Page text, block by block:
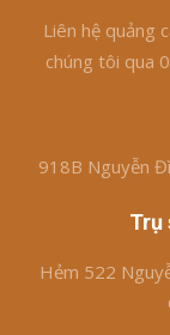
Liên hệ quảng
chúng tôi qua
918B Nguyễn
Trụ
Hẻm 522